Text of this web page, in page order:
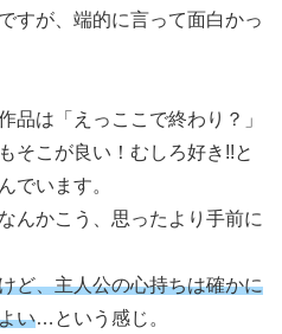
すが、端的に言って面白かっ
品は「えっここで終わり？」
そこが良い！むしろ好き!!と
でいます。
んかこう、思ったより手前に
ど、主人公の心持ちは確かに
い…という感じ。